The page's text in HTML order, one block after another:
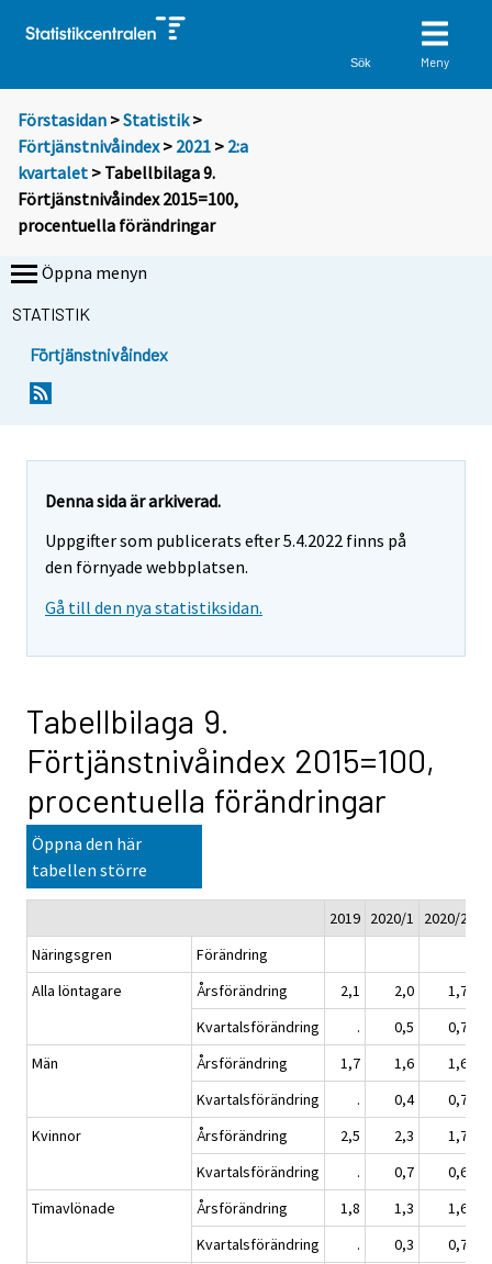
Sök Meny
Förstasidan >Statistik >
Förtjänstnivåindex> 2021 > 2:a
kvartalet > Tabellbilaga 9.
Förtjänstnivåindex 2015=100,
procentuella förändringar
Öppna menyn
STATISTIK
Förtjänstnivåindex
Denna sida är arkiverad.
Uppgifter som publicerats efter 5.4.2022 finns på
den förnyade webbplatsen.
Gå till den nya statistiksidan.
Tabellbilaga 9.
Förtjänstnivåindex 2015=100,
procentuella förändringar
Öppna den här
tabellen större
2019 2020/1 2020/2
Näringsgren
Förändring
Alla löntagare
Årsförändring 2,1 2,0
1,7
Kvartalsförändring
. 0,5
0,7
Män
Årsförändring 1,7 1,6
1,6
Kvartalsförändring
. 0,4
0,7
Kvinnor
Årsförändring 2,5 2,3
1,7
Kvartalsförändring
. 0,7
0,6
Timavlönade
Årsförändring 1,8 1,3
1,6
Kvartalsförändring
. 0,3
0,7